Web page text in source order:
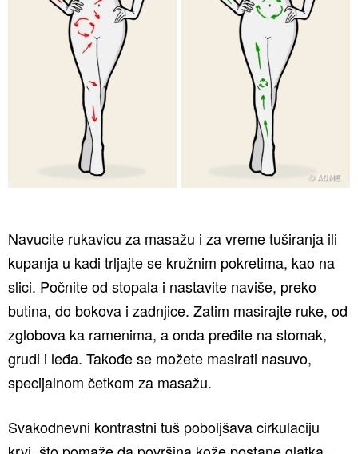
Navucite rukavicu za masažu i za vreme tuširanja ili
kupanja u kadi trljajte se kružnim pokretima, kao na
slici. Počnite od stopala i nastavite naviše, preko
butina, do bokova i zadnjice. Zatim masirajte ruke, od
zglobova ka ramenima, a onda pređite na stomak,
grudi i leđa. Takođe se možete masirati nasuvo,
specijalnom četkom za masažu.
Svakodnevni kontrastni tuš poboljšava cirkulaciju